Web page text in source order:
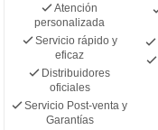
Atención
personalizada
Servicio rápido y
eficaz
Distribuidores
oficiales
Servicio Post-venta y
Garantías